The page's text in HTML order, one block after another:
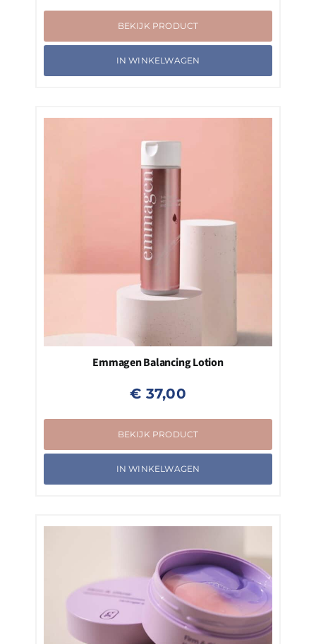
BEKIJK PRODUCT
IN WINKELWAGEN
Emmagen Balancing Lotion
€ 37,00
BEKIJK PRODUCT
IN WINKELWAGEN